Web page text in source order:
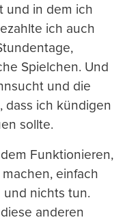
und in dem ich
ich auch
Spielchen. Und
und die
dass ich kündigen
sollte.
Funktionieren,
einfach
und nichts tun.
anderen